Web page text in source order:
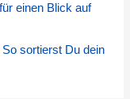
einen Blick auf
sortierst Du dein